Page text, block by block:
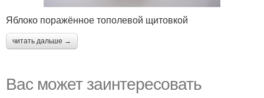
Яблоко поражённое тополевой щитовкой
читать дальше →
Вас может заинтересовать